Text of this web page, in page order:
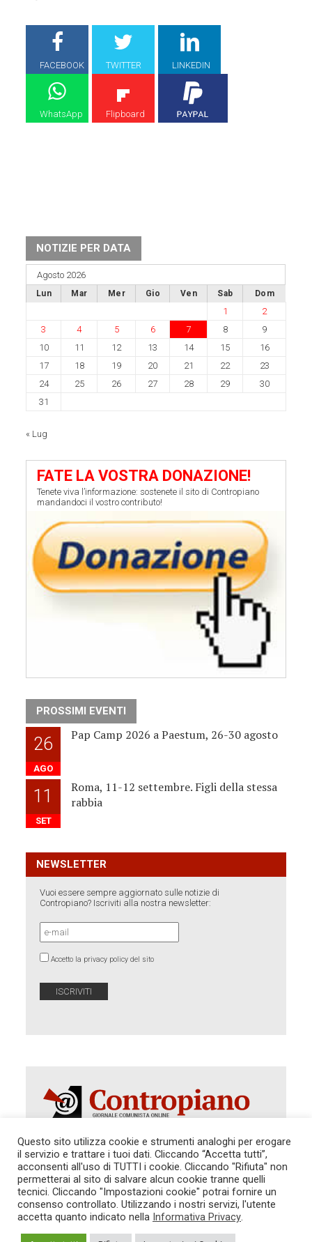
FACEBOOK TWITTER LINKEDIN
WhatsApp Flipboard
NOTIZIE PER DATA
Agosto 2026
Lun Mar Mer Gio Ven Sab Dom
1
2
3
4 5 6 7 8
9
10
11 12 13 14 15
16
17
18 19 20 21 22
23
24
25 26 27 28 29
30
31
« Lug
FATE LA VOSTRA DONAZIONE!
Tenete viva l’informazione: sostenete il sito di Contropiano
mandandoci il vostro contributo!
PROSSIMI EVENTI
26
AGO
Pap Camp 2026 a Paestum, 26-30 agosto
11
SET
Roma, 11-12 settembre. Figli della stessa
rabbia
NEWSLETTER
Vuoi essere sempre aggiornato sulle notizie di
Contropiano? Iscriviti alla nostra newsletter:
Accetto la privacy policy del sito
Autorizzazione del Tribunale di Roma 286 del 31
dicembre 2014. Direttore Responsabile: Sergio
Cararo. Indirizzo: V.Casalbruciato 27- sc. B - 00159
Tel. 06.640.122.19 -redazione@contropiano.org
Questo sito utilizza cookie e strumenti analoghi per erogare
il servizio e trattare i tuoi dati. Cliccando “Accetta tutti”,
acconsenti all'uso di TUTTI i cookie. Cliccando "Rifiuta" non
permetterai al sito di salvare alcun cookie tranne quelli
tecnici. Cliccando "Impostazioni cookie" potrai fornire un
consenso controllato. Utilizzando i nostri servizi, l'utente
accetta quanto indicato nella Informativa Privacy.